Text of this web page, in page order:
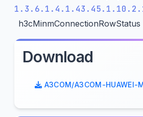
h3cMinmConnectionRowStatus
Download
A3COM/A3COM-HUAWEI-